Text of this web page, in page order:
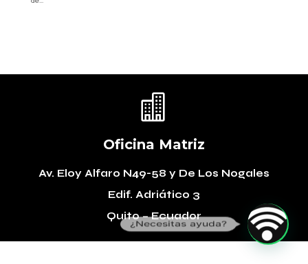

Oficina Matriz
Av. Eloy Alfaro N49-58 y De Los Nogales
Edif. Adriático 3
Quito – Ecuador
¿Necesitas ayuda?